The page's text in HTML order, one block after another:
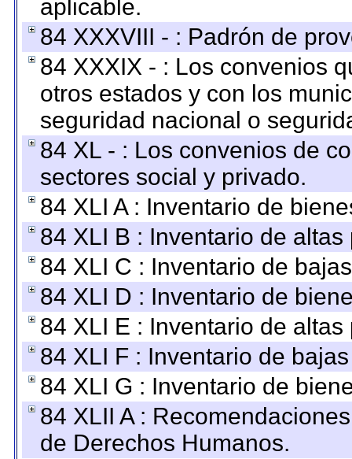
aplicable.
84 XXXVIII - : Padrón de
84 XXXIX - : Los convenios
otros estados y con los
seguridad nacional o
84 XL - : Los convenios de
sectores social y privado.
84 XLI A : Inventario de
84 XLI B : Inventario de
84 XLI C : Inventario de
84 XLI D : Inventario de
84 XLI E : Inventario de
84 XLI F : Inventario de
84 XLI G : Inventario de
84 XLII A :
de Derechos Humanos.